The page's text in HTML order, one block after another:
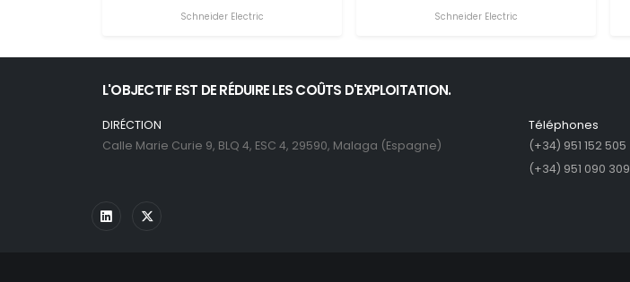
Schneider Electric
Schneider Electric
L'OBJECTIF EST DE RÉDUIRE LES COÛTS D'EXPLOITATION.
DIRÉCTION
Calle Marie Curie 9, BLQ 4, ESC 4, 29590, Malaga (Espagne)
Téléphones
(+34) 951 152 505
(+34) 951 090 309